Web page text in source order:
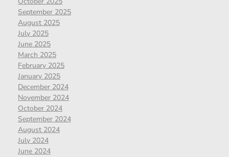
September 2025
August 2025
July 2025
June 2025
March 2025
February 2025
January 2025
December 2024
November 2024
October 2024
September 2024
August 2024
July 2024
June 2024